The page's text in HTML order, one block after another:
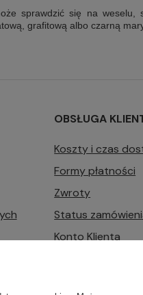
sprawdzić się na weselu,
grafitową albo czarną
OBSŁUGA
Koszty i czas
Formy płatności
Zwroty
Status
Konto Klienta